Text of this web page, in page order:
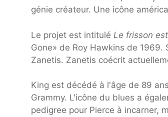
génie créateur. Une icône
Le projet est intitulé Le frisson
Gone» de Roy Hawkins de
Zanetis. Zanetis coécrit
King est décédé à l'âge de 89
Grammy. L'icône du blues a
pedigree pour Pierce à incarner,